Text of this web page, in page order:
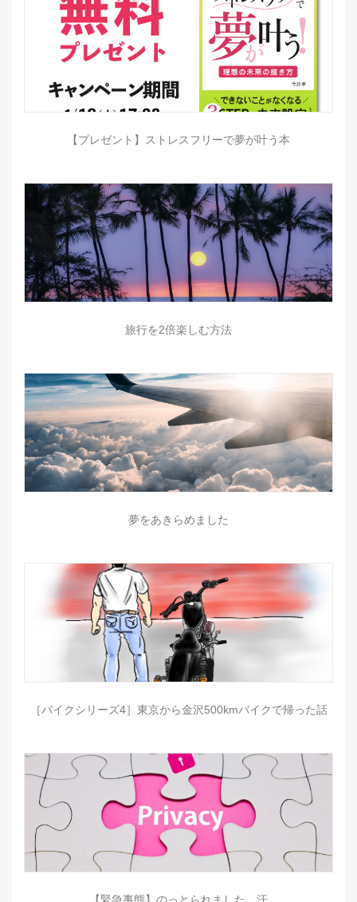
【プレゼント】ストレスフリーで夢が叶う本
旅行を2倍楽しむ方法
夢をあきらめました
［バイクシリーズ4］東京から金沢500kmバイクで帰った話